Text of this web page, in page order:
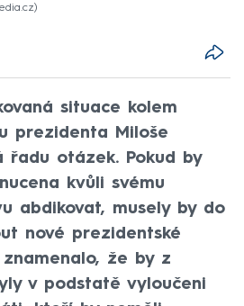
situace kolem
prezidenta Miloše
řadu otázek. Pokud by
kvůli svému
abdikovat, musely by do
nové prezidentské
znamenalo, že by z
v podstatě vyloučeni